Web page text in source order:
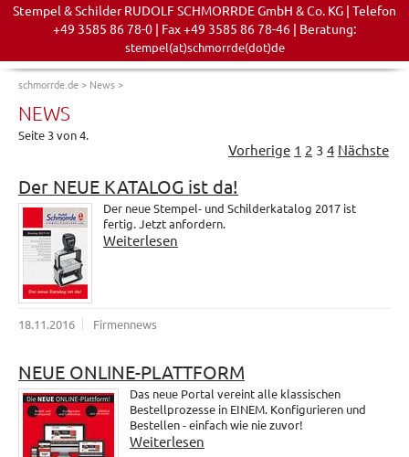
Stempel & Schilder RUDOLF SCHMORRDE GmbH & Co. KG | Telefon
+49 3585 86 78-0 | Fax +49 3585 86 78-46 | Beratung:
stempel(at)schmorrde(dot)de
schmorrde.de> News>
NEWS
Seite 3 von 4.
Vorherige 1 2 3 4 Nächste
Der NEUE KATALOG ist da!
Der neue Stempel- und Schilderkatalog 2017 ist
fertig. Jetzt anfordern.
Weiterlesen
18.11.2016 Firmennews
NEUE ONLINE-PLATTFORM
Das neue Portal vereint alle klassischen
Bestellprozesse in EINEM. Konfigurieren und
Bestellen - einfach wie nie zuvor!
Weiterlesen